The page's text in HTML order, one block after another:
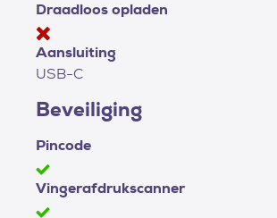
Draadloos opladen
Aansluiting
USB-C
Beveiliging
Pincode
Vingerafdrukscanner